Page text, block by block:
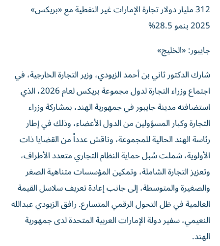
312 مليار دولار تجارة الإمارات غير النفطية مع «بريكس»
2025 بنمو 28.5%
جايبور: «الخليج»
شارك الدكتور ثاني بن أحمد الزيودي، وزير التجارة الخارجية، في
اجتماع وزراء التجارة لدول مجموعة بريكس لعام 2026، الذي
استضافته مدينة جايبور في جمهورية الهند، بمشاركة وزراء
التجارة وكبار المسؤولين من الدول الأعضاء، وذلك في إطار
رئاسة الهند الحالية للمجموعة، وناقش عدداً من القضايا ذات
الأولوية، شملت سُبل حماية النظام التجاري متعدد الأطراف،
وتعزيز التجارة الشاملة، وتمكين المؤسسات متناهية الصغر
والصغيرة والمتوسطة، إلى جانب إعادة تعريف سلاسل القيمة
العالمية في ظل التحول الرقمي المتسارع. رافق الزيودي عبدالله
النعيمي، سفير دولة الإمارات العربية المتحدة لدى جمهورية
الهند.